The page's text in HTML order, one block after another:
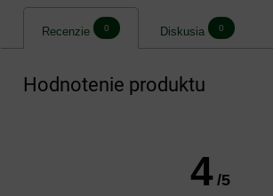
Recenzie 0 Diskusia 0
Hodnotenie produktu
4 /5